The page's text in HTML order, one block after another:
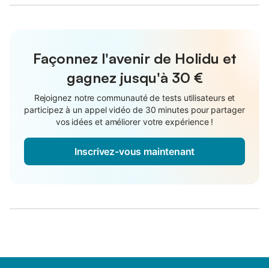
Façonnez l'avenir de Holidu et
gagnez jusqu'à 30 €
Rejoignez notre communauté de tests utilisateurs et
participez à un appel vidéo de 30 minutes pour partager
vos idées et améliorer votre expérience !
Inscrivez-vous maintenant